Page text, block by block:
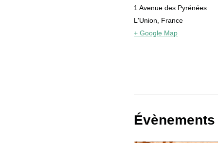
1 Avenue des Pyrénées
L'Union
France
+ Google Map